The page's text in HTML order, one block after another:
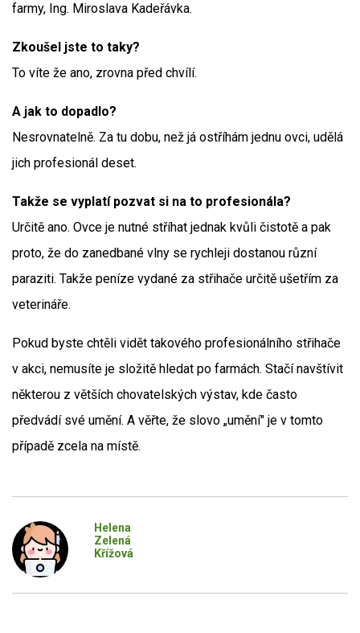
farmy, Ing. Miroslava Kadeřávka.
Zkoušel jste to taky?
To víte že ano, zrovna před chvílí.
A jak to dopadlo?
Nesrovnatelně. Za tu dobu, než já ostříhám jednu ovci, udělá
jich profesionál deset.
Takže se vyplatí pozvat si na to profesionála?
Určitě ano. Ovce je nutné stříhat jednak kvůli čistotě a pak
proto, že do zanedbané vlny se rychleji dostanou různí
paraziti. Takže peníze vydané za střihače určitě ušetřím za
veterináře.
Pokud byste chtěli vidět takového profesionálního střihače
v akci, nemusíte je složitě hledat po farmách. Stačí navštívit
některou z větších chovatelských výstav, kde často
předvádí své umění. A věřte, že slovo „umění" je v tomto
případě zcela na místě.
Helena
Zelená
Křížová